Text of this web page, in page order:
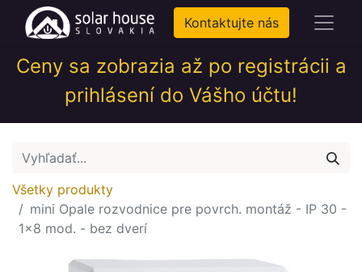
Kontaktujte nás
Ceny sa zobrazia až po registrácii a
prihlásení do Vášho účtu!
Všetky produkty
mini Opale rozvodnice pre povrch. montáž - IP 30 -
1x8 mod. - bez dverí